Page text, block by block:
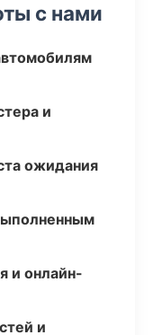
с нами
и
ожидания
и онлайн-
и